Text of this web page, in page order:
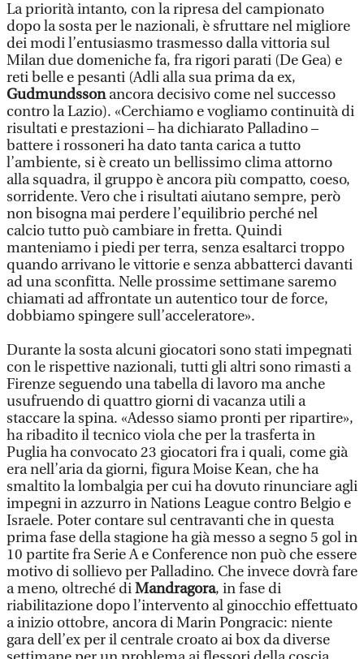
La priorità intanto, con la ripresa del campionato
dopo la sosta per le nazionali, è sfruttare nel migliore
dei modi l’entusiasmo trasmesso dalla vittoria sul
Milan due domeniche fa, fra rigori parati (De Gea) e
reti belle e pesanti (Adli alla sua prima da ex,
Gudmundssonancora decisivo come nel successo
contro la Lazio). «Cerchiamo e vogliamo continuità di
risultati e prestazioni – ha dichiarato Palladino –
battere i rossoneri ha dato tanta carica a tutto
l’ambiente, si è creato un bellissimo clima attorno
alla squadra, il gruppo è ancora più compatto, coeso,
sorridente. Vero che i risultati aiutano sempre, però
non bisogna mai perdere l’equilibrio perché nel
calcio tutto può cambiare in fretta. Quindi
manteniamo i piedi per terra, senza esaltarci troppo
quando arrivano le vittorie e senza abbatterci davanti
ad una sconfitta. Nelle prossime settimane saremo
chiamati ad affrontate un autentico tour de force,
dobbiamo spingere sull’acceleratore».
Durante la sosta alcuni giocatori sono stati impegnati
con le rispettive nazionali, tutti gli altri sono rimasti a
Firenze seguendo una tabella di lavoro ma anche
usufruendo di quattro giorni di vacanza utili a
staccare la spina. «Adesso siamo pronti per ripartire»,
ha ribadito il tecnico viola che per la trasferta in
Puglia ha convocato 23 giocatori fra i quali, come già
era nell’aria da giorni, figura Moise Kean, che ha
smaltito la lombalgia per cui ha dovuto rinunciare agli
impegni in azzurro in Nations League contro Belgio e
Israele. Poter contare sul centravanti che in questa
prima fase della stagione ha già messo a segno 5 gol in
10 partite fra Serie A e Conference non può che essere
motivo di sollievo per Palladino. Che invece dovrà fare
a meno, oltreché diMandragora, in fase di
riabilitazione dopo l’intervento al ginocchio effettuato
a inizio ottobre, ancora di Marin Pongracic: niente
gara dell’ex per il centrale croato ai box da diverse